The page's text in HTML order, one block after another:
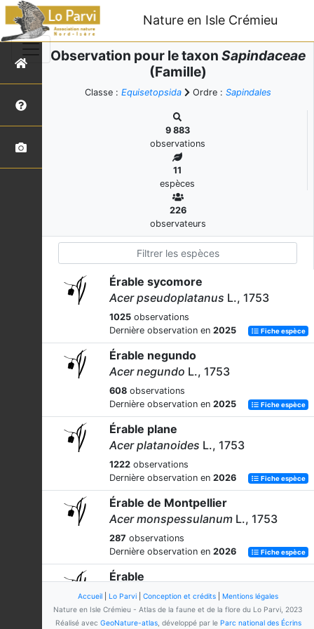
Nature en Isle Crémieu
Observation pour le taxon Sapindaceae
(Famille)
Classe : Equisetopsida Ordre : Sapindales
9 883
observations
11
espèces
226
observateurs
Érable sycomore
Acer pseudoplatanus L., 1753
1025 observations
Dernière observation en 2025 Fiche espèce
Érable negundo
Acer negundo L., 1753
608 observations
Dernière observation en 2025 Fiche espèce
Érable plane
Acer platanoides L., 1753
1222 observations
Dernière observation en 2026 Fiche espèce
Érable de Montpellier
Acer monspessulanum L., 1753
287 observations
Dernière observation en 2026 Fiche espèce
Érable
AcerL., 1753
3observations
Dernière observation en2020 Fiche espèce
Accueil Lo Parvi Conception et crédits
Mentions légales
Nature en Isle Crémieu - Atlas de la faune et de la flore du Lo Parvi, 2023
Réalisé avec GeoNature-atlas, développé par le Parc national des Écrins